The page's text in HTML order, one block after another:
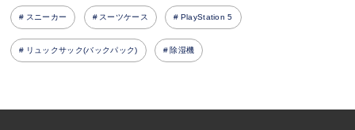
スニーカー スーツケース PlayStation 5
リュックサック(バックパック) 除湿機